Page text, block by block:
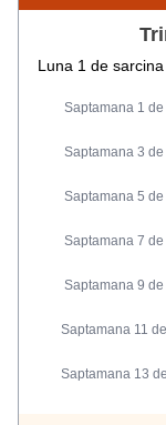
Luna 1 de sarcina
Saptamana 1
Saptamana 3
Saptamana 5
Saptamana 7
Saptamana 9
Saptamana 11
Saptamana 13